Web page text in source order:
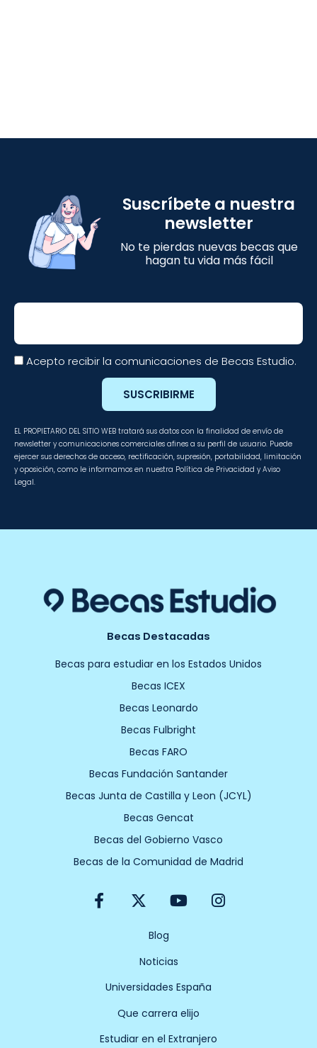
Suscríbete a nuestra
newsletter
No te pierdas nuevas becas que
hagan tu vida más fácil
Email
Acepto recibir la comunicaciones de Becas Estudio.
SUSCRIBIRME
EL PROPIETARIO DEL SITIO WEB tratará sus datos con la finalidad de envío de
newsletter y comunicaciones comerciales afines a su perfil de usuario. Puede
ejercer sus derechos de acceso, rectificación, supresión, portabilidad, limitación
y oposición, como le informamos en nuestra Política de Privacidad y Aviso
Legal.
Becas Destacadas
Becas para estudiar en los Estados Unidos
Becas ICEX
Becas Leonardo
Becas Fulbright
Becas FARO
Becas Fundación Santander
Becas Junta de Castilla y Leon (JCYL)
Becas Gencat
Becas del Gobierno Vasco
Becas de la Comunidad de Madrid
F
a
o
f
X
-
w
i
t
t
r
Y
o
u
b
e
I
n
Blog
Noticias
Universidades España
Que carrera elijo
Estudiar en el Extranjero